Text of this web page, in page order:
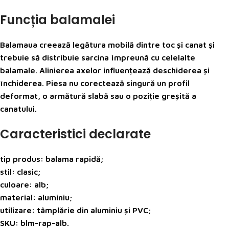
Funcția balamalei
Balamaua creează legătura mobilă dintre toc și canat și
trebuie să distribuie sarcina împreună cu celelalte
balamale. Alinierea axelor influențează deschiderea și
închiderea. Piesa nu corectează singură un profil
deformat, o armătură slabă sau o poziție greșită a
canatului.
Caracteristici declarate
tip produs: balama rapidă;
stil: clasic;
culoare: alb;
material: aluminiu;
utilizare: tâmplărie din aluminiu și PVC;
SKU: blm-rap-alb.